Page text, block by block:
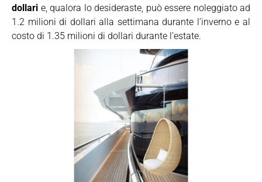
dollari e, qualora lo desideraste, può essere noleggiato ad
1.2 milioni di dollari alla settimana durante l’inverno e al
costo di 1.35 milioni di dollari durante l’estate.